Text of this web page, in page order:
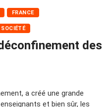
FRANCE
SOCIÉTÉ
des
a créé une grande
et bien sûr, les